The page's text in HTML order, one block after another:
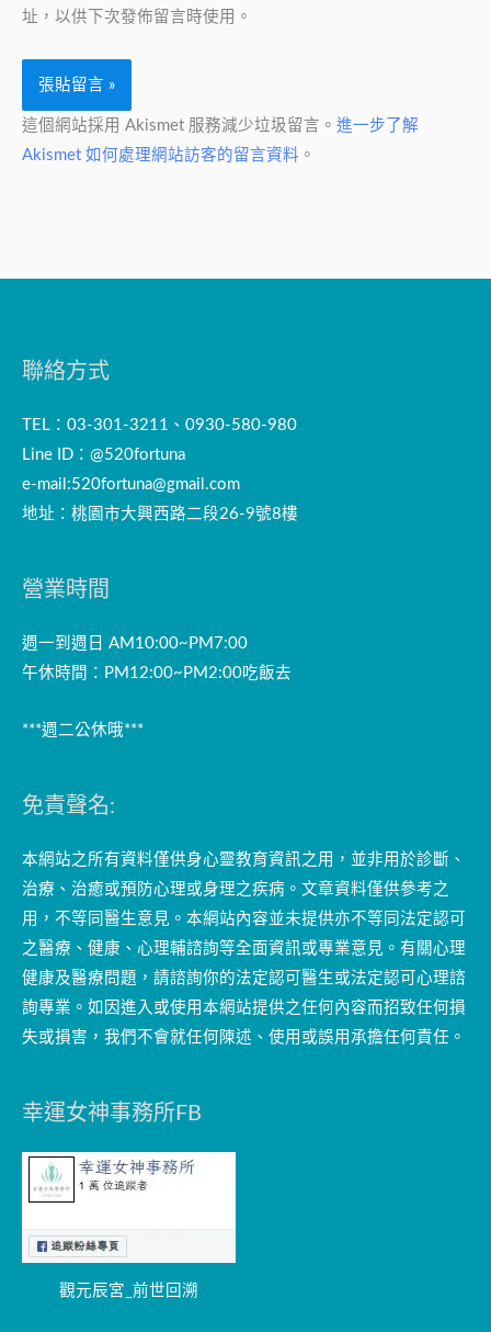
址，以供下次發佈留言時使用。
這個網站採用 Akismet 服務減少垃圾留言。 進一步了解
Akismet 如何處理網站訪客的留言資料 。
聯絡方式
TEL：03-301-3211、0930-580-980
Line ID：@520fortuna
e-mail:520fortuna@gmail.com
地址：桃園市大興西路二段26-9號8樓
營業時間
週一到週日 AM10:00~PM7:00
午休時間：PM12:00~PM2:00吃飯去
***週二公休哦***
免責聲名:
本網站之所有資料僅供身心靈教育資訊之用，並非用於診斷、
治療、治癒或預防心理或身理之疾病。文章資料僅供參考之
用，不等同醫生意見。本網站內容並未提供亦不等同法定認可
之醫療、健康、心理輔諮詢等全面資訊或專業意見。有關心理
健康及醫療問題，請諮詢你的法定認可醫生或法定認可心理諮
詢專業。如因進入或使用本網站提供之任何內容而招致任何損
失或損害，我們不會就任何陳述、使用或誤用承擔任何責任。
幸運女神事務所FB
觀元辰宮_前世回溯